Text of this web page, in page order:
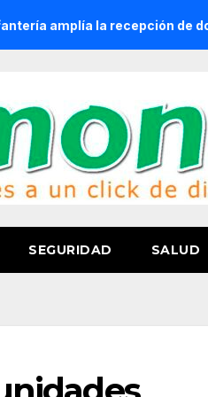
la recepción de documentos
SEGURIDAD SALUD